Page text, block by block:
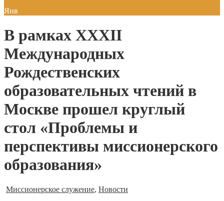
Янв
В рамках XXXII
Международных
Рождественских
образовательных чтений в
Москве прошел круглый
стол «Проблемы и
перспективы миссионерского
образования»
Миссионерское служение, Новости